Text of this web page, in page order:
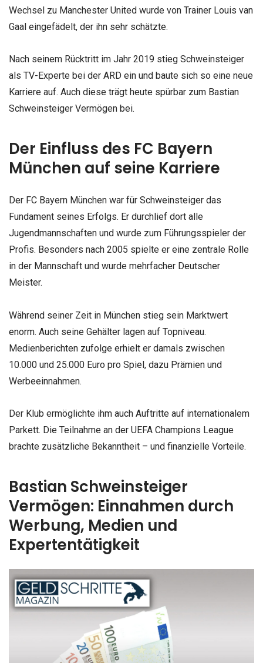
Wechsel zu Manchester United wurde von Trainer Louis van
Gaal eingefädelt, der ihn sehr schätzte.
Nach seinem Rücktritt im Jahr 2019 stieg Schweinsteiger
als TV-Experte bei der ARD ein und baute sich so eine neue
Karriere auf. Auch diese trägt heute spürbar zum Bastian
Schweinsteiger Vermögen bei.
Der Einfluss des FC Bayern
München auf seine Karriere
Der FC Bayern München war für Schweinsteiger das
Fundament seines Erfolgs. Er durchlief dort alle
Jugendmannschaften und wurde zum Führungsspieler der
Profis. Besonders nach 2005 spielte er eine zentrale Rolle
in der Mannschaft und wurde mehrfacher Deutscher
Meister.
Während seiner Zeit in München stieg sein Marktwert
enorm. Auch seine Gehälter lagen auf Topniveau.
Medienberichten zufolge erhielt er damals zwischen
10.000 und 25.000 Euro pro Spiel, dazu Prämien und
Werbeeinnahmen.
Der Klub ermöglichte ihm auch Auftritte auf internationalem
Parkett. Die Teilnahme an der UEFA Champions League
brachte zusätzliche Bekanntheit – und finanzielle Vorteile.
Bastian Schweinsteiger
Vermögen: Einnahmen durch
Werbung, Medien und
Expertentätigkeit